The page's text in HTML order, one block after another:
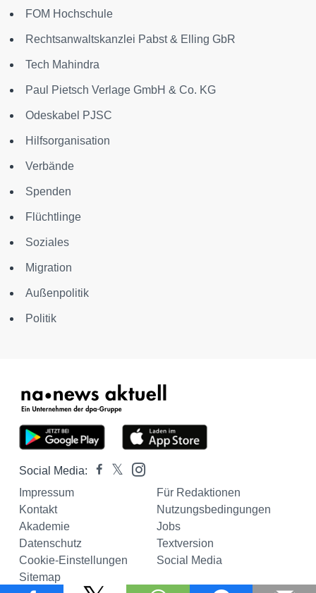
FOM Hochschule
Rechtsanwaltskanzlei Pabst & Elling GbR
Tech Mahindra
Paul Pietsch Verlage GmbH & Co. KG
Odeskabel PJSC
Hilfsorganisation
Verbände
Spenden
Flüchtlinge
Soziales
Migration
Außenpolitik
Politik
Social Media:
Impressum
Für Redaktionen
Kontakt
Nutzungsbedingungen
Akademie
Jobs
Datenschutz
Textversion
Cookie-Einstellungen
Social Media
Sitemap